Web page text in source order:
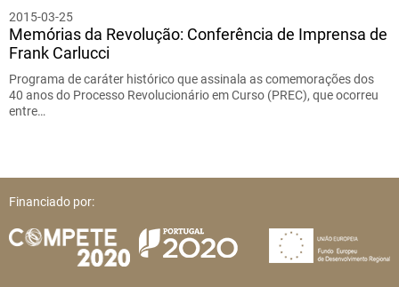
2015-03-25
Memórias da Revolução: Conferência de Imprensa de
Frank Carlucci
Programa de caráter histórico que assinala as comemorações dos
40 anos do Processo Revolucionário em Curso (PREC), que ocorreu
entre…
Financiado por: